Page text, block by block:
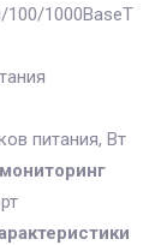
1000BaseT
питания, Вт